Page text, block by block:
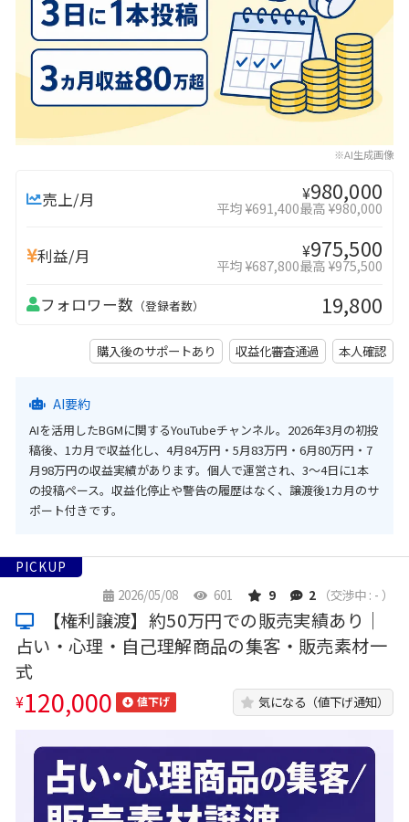
※AI生成画像
売上/月 ¥980,000
平均 ¥691,400最高 ¥980,000
利益/月 ¥975,500
平均 ¥687,800最高 ¥975,500
フォロワー数 （登録者数） 19,800
購入後のサポートあり 収益化審査通過 本人確認
AI要約
AIを活用したBGMに関するYouTubeチャンネル。2026年3月の初投
稿後、1カ月で収益化し、4月84万円・5月83万円・6月80万円・7
月98万円の収益実績があります。個人で運営され、3～4日に1本
の投稿ペース。収益化停止や警告の履歴はなく、譲渡後1カ月のサ
ポート付きです。
PICKUP
2026/05/08
601 9 2 （交渉中 : - ）
【権利譲渡】約50万円での販売実績あり｜
占い・心理・自己理解商品の集客・販売素材一
式
¥120,000 値下げ 気になる（値下げ通知）